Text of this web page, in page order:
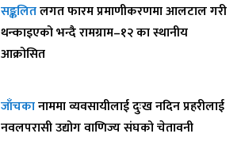
सङ्कलितलगत फारम प्रमाणीकरणमा आलटाल गरी
थन्काइएको भन्दै रामग्राम–१२ का स्थानीय
आक्रोसित
जाँचकानाममा व्यवसायीलाई दुःख नदिन प्रहरीलाई
नवलपरासी उद्योग वाणिज्य संघको चेतावनी